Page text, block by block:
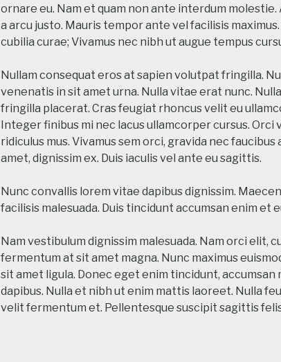
ornare eu. Nam et quam non ante interdum
a arcu justo. Mauris tempor ante vel facilisis
cubilia curae; Vivamus nec nibh ut augue tempus
Nullam consequat eros at sapien volutpat fringilla.
venenatis in sit amet urna. Nulla vitae erat nunc.
fringilla placerat. Cras feugiat rhoncus velit eu
Integer finibus mi nec lacus ullamcorper cursus.
ridiculus mus. Vivamus sem orci, gravida nec
amet, dignissim ex. Duis iaculis vel ante eu sagittis.
Nunc convallis lorem vitae dapibus dignissim.
facilisis malesuada. Duis tincidunt accumsan enim et
Nam vestibulum dignissim malesuada. Nam orci elit,
fermentum at sit amet magna. Nunc maximus
sit amet ligula. Donec eget enim tincidunt,
dapibus. Nulla et nibh ut enim mattis laoreet. Nulla
velit fermentum et. Pellentesque suscipit sagittis